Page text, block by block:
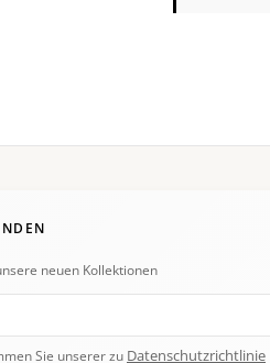
neuen Kollektionen
Sie unserer zu Datenschutzrichtlinie